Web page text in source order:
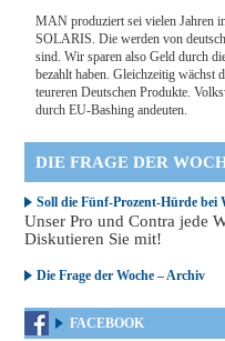
MAN produziert sei vielen Jahren
SOLARIS. Die werden von
sind. Wir sparen also Geld durch
bezahlt haben. Gleichzeitig wächst
teureren Deutschen Produkte.
durch EU-Bashing andeuten.
DIE FRAGE DER
Soll die Fünf-Prozent-Hürde bei
Unser Pro und Contra jede
Diskutieren Sie mit!
Die Frage der Woche – Archiv
FACEBOOK